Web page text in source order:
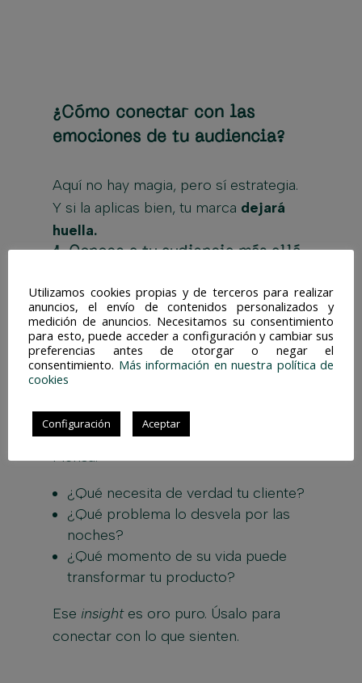
¿Cómo conectar con las
emociones de tu audiencia?
Aquí no hay magia, pero sí estrategia.
Y si la aplicas bien, tu marca dejará
huella.
1.Conoce a tu audiencia más allá
No te quedes en lo superficial
“hombres / mujeres de 25 a 35 años”.
Eso no dice nada real.
frustra, qué sueñan, qué temen.
Piensa:
¿Qué necesita de verdad tu cliente?
¿Qué problema lo desvela por las
noches?
¿Qué momento de su vida puede
transformar tu producto?
Ese insightes oro puro. Úsalo para
conectar con lo que sienten.
Utilizamos cookies propias y de terceros para realizar
anuncios, el envío de contenidos personalizados y
medición de anuncios. Necesitamos su consentimiento
para esto, puede acceder a configuración y cambiar sus
preferencias antes de otorgar o negar el
consentimiento. Más información en nuestra política de
cookies
Configuración Aceptar